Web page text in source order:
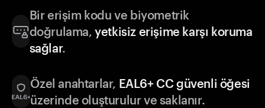
Bir erişim kodu ve biyometrik
doğrulama,yetkisiz erişime karşı koruma
sağlar.
Özel anahtarlar, EAL6+ CC güvenli öğesi
üzerinde oluşturulur ve saklanır.